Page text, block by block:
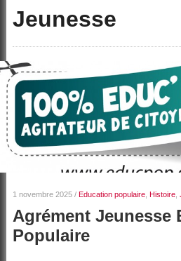
Jeunesse
1 novembre 2025/ Education populaire, Histoire,
Agrément Jeunesse
Populaire